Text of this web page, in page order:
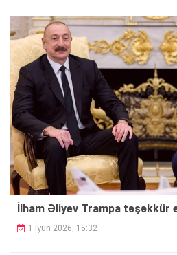
İlham Əliyev Trampa təşəkkür
1 İyun 2026, 15:32